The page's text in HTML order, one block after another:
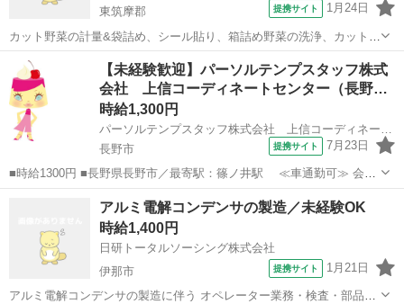
東筑摩郡
提携サイト 1月24日
カット野菜の計量&袋詰め、シール貼り、箱詰め野菜の洗浄、カット等
の付帯作業 【募集背景】 既存業務拡大に伴う増員募集 【勤務時の服
装】 制服（無料支給） 【転勤】 なし 【勤務スタイル】 出社勤務
【転職サービス「...
長野 東筑摩郡 その他
【未経験歓迎】パーソルテンプスタッフ株式
会社 上信コーディネートセンター（長野…
時給1,300円
長野市
提携サイト 7月23日
■時給1300円 ■長野県長野市／最寄駅：篠ノ井駅 ≪車通勤可≫ 会社
の裏側に従業員駐車場あり♪ ■紹介予定派遣 ■未経験歓迎、上場企業・
上場企業のグループ会社、車通勤OK、社会保険あり ■紹介予定派遣
★AI好き歓迎！未経...
その他
アルミ電解コンデンサの製造／未経験OK
時給1,400円
日研トータルソーシング株式会社
伊那市
提携サイト 1月21日
アルミ電解コンデンサの製造に伴う オペレーター業務・検査・部品交